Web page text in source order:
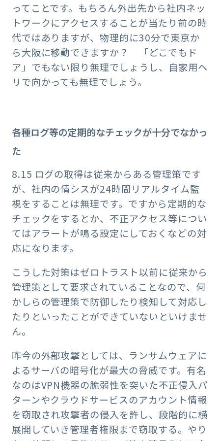
ってことです。もちろん外出先から社内ネッ
トワークにアクセスすることが当たり前の時
代ではありますが、物理的に30分で東京か
ら大阪に移動できますか？ 「どこでもド
ア」でもない限り無理でしょうし、自家用ヘ
リで向かっても無理でしょう。
各種ログ等の定期的なチェックが⼗分でなかっ
た
8.15 ログの取得は従来からある管理策です
が、社内の情シスが24時間リアルタイム監
視をすることは無理です。ですから定期的な
チェックをするとか、不正アクセス等につい
てはアラートが鳴る設定にしておくなどの対
応になります。
こうした対策はゼロトラスト以前に従来から
管理策として要求されていることなので、何
かしらの管理策で防御したり検知して対応し
たりといったことができていないといけませ
ん。
昨今の外部攻撃としては、ランサムウェアに
よるサーバの暗号化が最大の脅威です。有名
なのはVPN機器の脆弱性を突いた不正侵入パ
ターンやクラウドサービスのアカウント情報
を窃取され攻撃者の侵入を許し、段階的に横
展開していき管理者権限まで窃取する。やり